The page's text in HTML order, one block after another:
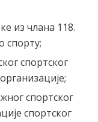
из члана 118.
спорту;
спортског
спортског
спортског